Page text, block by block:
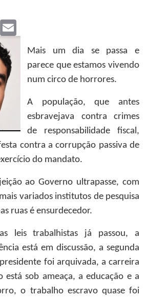
Print
Mais um dia se passa e
parece que estamos vivendo
num circo de horrores.
A população, que antes
esbravejava contra crimes
de responsabilidade fiscal,
contra a corrupção passiva de
do mandato.
ao Governo ultrapasse, com
variados institutos de pesquisa
ruas é ensurdecedor.
leis trabalhistas já passou, a
está em discussão, a segunda
foi arquivada, a carreira
está sob ameaça, a educação e a
o trabalho escravo quase foi